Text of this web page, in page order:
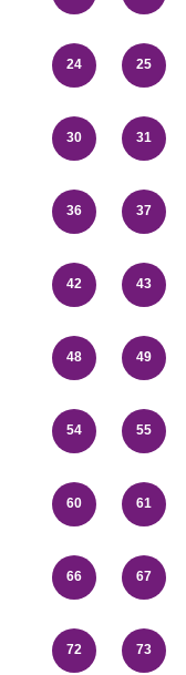
24 25
30 31
36 37
42 43
48 49
54 55
60 61
66 67
72 73